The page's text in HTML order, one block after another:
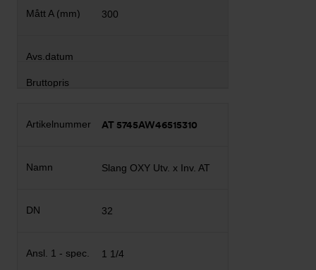
300
AT 5745AW46515310
Slang OXY Utv. x Inv. AT
32
1 1/4